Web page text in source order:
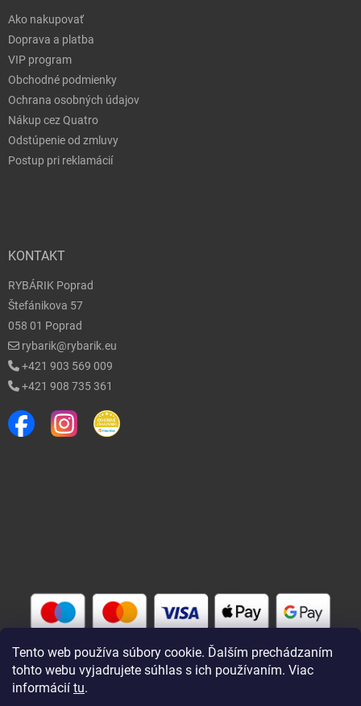
Tento web používa súbory cookie. Ďalším prechádzaním
tohto webu vyjadrujete súhlas s ich používaním. Viac
informácií tu.
Ako nakupovať
Doprava a platba
VIP program
Obchodné podmienky
Ochrana osobných údajov
Nákup cez Quatro
Odstúpenie od zmluvy
Postup pri reklamácií
KONTAKT
RYBÁRIK Poprad
Štefánikova 57
058 01 Poprad
rybarik@rybarik.eu
+421 903 569 009
+421 908 735 361